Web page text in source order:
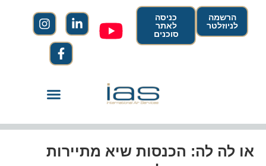
הרשמה
לניוזלטר
כניסה
לאתר
סוכנים
או לה לה: הכנסות שיא מתיירות